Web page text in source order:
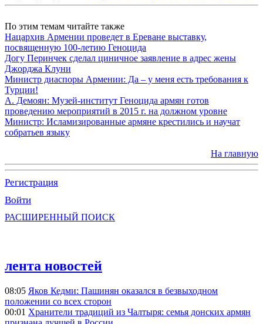
По этим темам читайте также
Нацархив Армении проведет в Ереване выставку,
посвященную 100-летию Геноцида
Догу Перинчек сделал циничное заявление в адрес жены
Джорджа Клуни
Министр диаспоры Армении: Да – у меня есть требования к
Турции!
А. Демоян: Музей-институт Геноцида армян готов
проведению мероприятий в 2015 г. на должном уровне
Министр: Исламизированные армяне крестились и научат
собратьев языку
На главную
Регистрация
Войти
РАСШИРЕННЫЙ ПОИСК
лента новостей
08:05 Яков Кедми: Пашинян оказался в безвыходном
положении со всех сторон
00:01 Хранители традиций из Чалтыря: семья донских армян